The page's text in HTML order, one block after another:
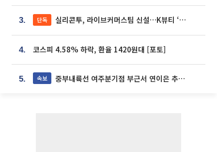
3. 단독 실리콘투, 라이브커머스팀 신설…K뷰티 ‘글로벌 판매망’ 확대[K뷰티 라방戰]
4. 코스피 4.58% 하락, 환율 1420원대 [포토]
5. 속보 중부내륙선 여주분기점 부근서 연이은 추돌사고 발생